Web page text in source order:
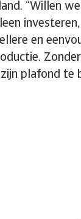
“Willen
en
plafond